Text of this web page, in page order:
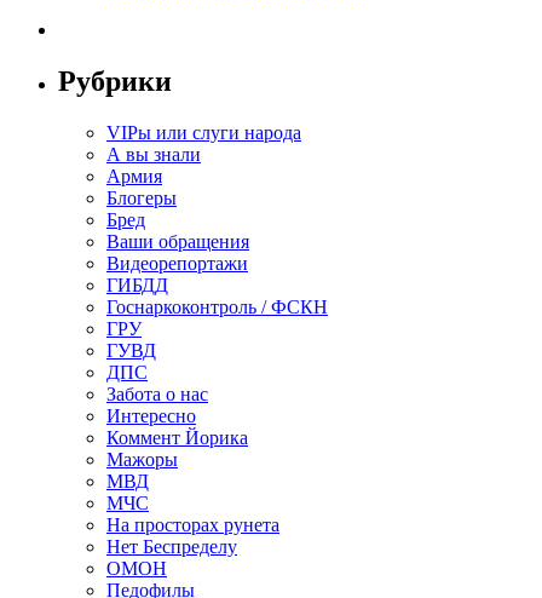
Рубрики
VIPы или слуги народа
А вы знали
Армия
Блогеры
Бред
Ваши обращения
Видеорепортажи
ГИБДД
Госнаркоконтроль / ФСКН
ГРУ
ГУВД
ДПС
Забота о нас
Интересно
Коммент Йорика
Мажоры
МВД
МЧС
На просторах рунета
Нет Беспределу
ОМОН
Педофилы